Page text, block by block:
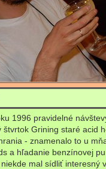
1996 pravidelné
štvrtok Grining staré acid
- znamenalo to u
a hľadanie benzínovej
mal sídliť interesný